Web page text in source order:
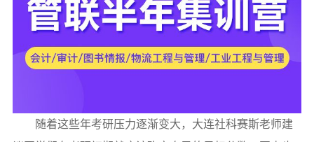
随着这些年考研压力逐渐变大，大连社科赛斯老师建